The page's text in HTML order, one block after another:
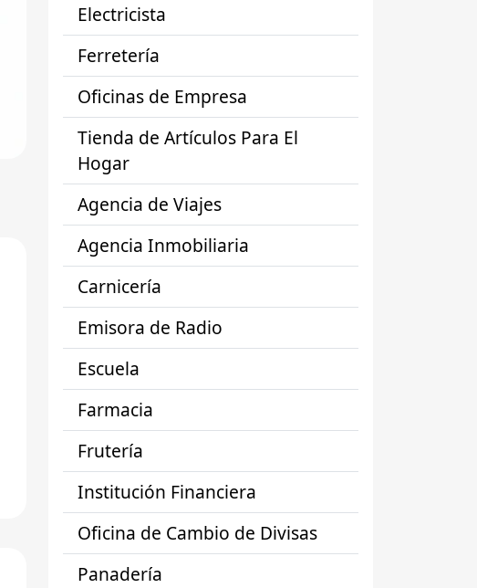
Electricista
Ferretería
Oficinas de Empresa
Tienda de Artículos Para El
Hogar
Agencia de Viajes
Agencia Inmobiliaria
Carnicería
Emisora de Radio
Escuela
Farmacia
Frutería
Institución Financiera
Oficina de Cambio de Divisas
Panadería